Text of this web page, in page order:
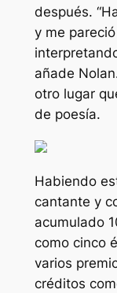
después. “
y me
añade
otro lugar
de poesía.
Habiendo
cantante y
acumulado
como cinco
varios
créditos